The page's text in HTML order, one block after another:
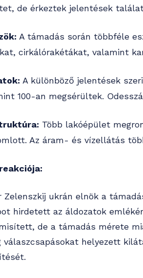
de érkeztek jelentések
A támadás során többféle
cirkálórakétákat, valamint
A különböző jelentések
100-an megsérültek.
Több lakóépület
Az áram- és vízellátás
Zelenszkij ukrán elnök a
hirdetett az áldozatok
de a támadás mérete
válaszcsapásokat helyezett